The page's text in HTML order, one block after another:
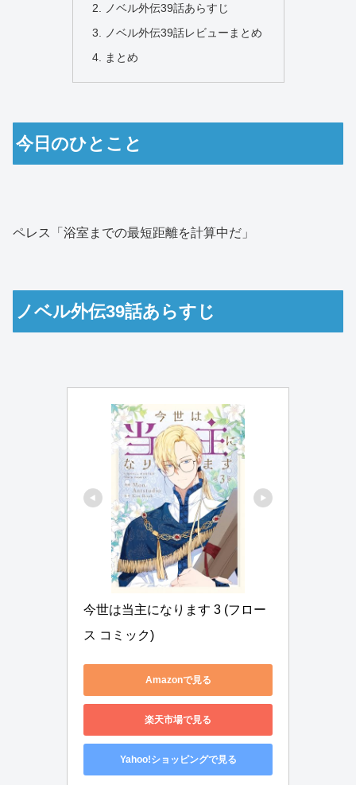
ノベル外伝39話あらすじ
ノベル外伝39話レビューまとめ
まとめ
今日のひとこと
ペレス「浴室までの最短距離を計算中だ」
ノベル外伝39話あらすじ
今世は当主になります 3 (フロー
ス コミック)
Amazonで見る
楽天市場で見る
Yahoo!ショッピングで見る